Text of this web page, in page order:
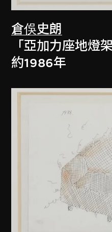
倉俁史朗
「亞加力座地燈
約1986年